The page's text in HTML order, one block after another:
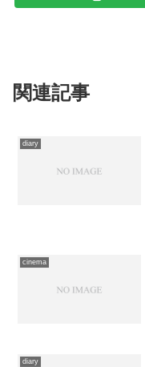
関連記事
diary
cinema
diary